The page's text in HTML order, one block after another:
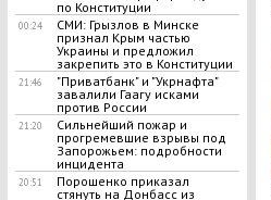
по Конституции
00:24
СМИ: Грызлов в Минске
признал Крым частью
Украины и предложил
закрепить это в Конституции
21:46
"Приватбанк" и "Укрнафта"
завалили Гаагу исками
против России
21:20
​Сильнейший пожар и
прогремевшие взрывы под
Запорожьем: подробности
инцидента
20:51
Порошенко приказал
стянуть на Донбасс из